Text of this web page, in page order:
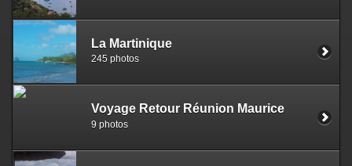
La Martinique
245 photos
Voyage Retour Réunion Maurice
9 photos